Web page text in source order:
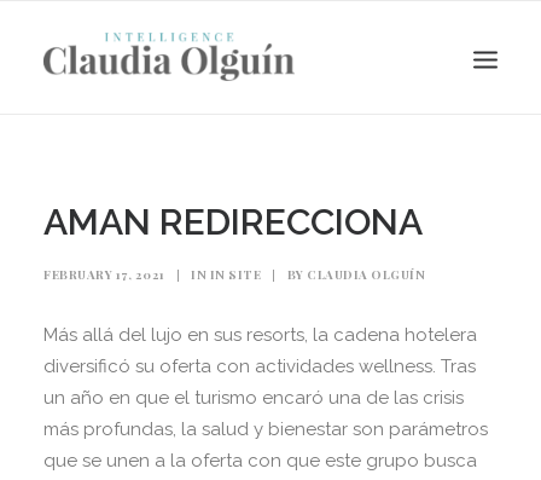
Search
AMAN REDIRECCIONA
FEBRUARY 17, 2021 | IN IN SITE | BY CLAUDIA OLGUÍN
Más allá del lujo en sus resorts, la cadena hotelera
diversificó su oferta con actividades wellness. Tras
un año en que el turismo encaró una de las crisis
más profundas, la salud y bienestar son parámetros
que se unen a la oferta con que este grupo busca